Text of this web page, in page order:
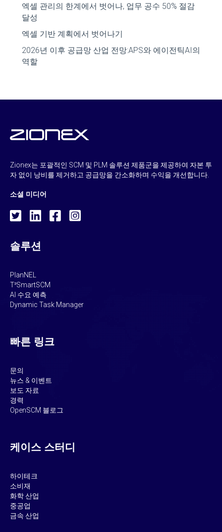
엑셀 관리의 한계에서 벗어나, 업무 공수 50% 절감
달성
엑셀 기반 계획에서 벗어나기
2026년 이후 공급망 산업 전망:APS와 에이전틱AI의
역할
Zionex는 포괄적인 SCM 및 PLM 솔루션 제품군을 제공하여 자본 투
자 없이 낭비를 제거하고 공급망을 간소화하며 수익을 개선합니다.
소셜 미디어
솔루션
PlanNEL
T³SmartSCM
AI 수요 예측
Dynamic Task Manager
빠른 링크
문의
뉴스 & 이벤트
보도 자료
경력
OpenSCM 블로그
케이스 스터디
하이테크
소비재
화학 산업
중공업
금속 산업